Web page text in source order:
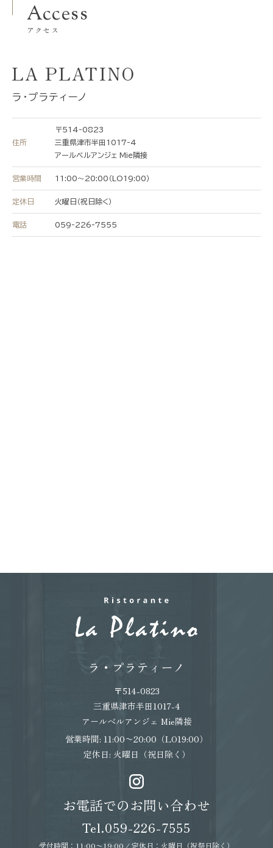
Access
アクセス
LA PLATINO
ラ・プラティーノ
住所
〒514-0823
三重県津市半田1017-4
アールベルアンジェ Mie隣接
営業時間 11:00〜20:00（LO19:00）
定休日 火曜日（祝日除く）
電話 059-226-7555
ラ・プラティーノ
〒514-0823
三重県津市半田1017-4
アールベルアンジェ Mie隣接
営業時間: 11:00〜20:00（LO19:00）
定休日: 火曜日（祝日除く）
お電話でのお問い合わせ
Tel.059-226-7555
受付時間：11:00〜19:00 / 定休日：火曜日（祝祭日除く）